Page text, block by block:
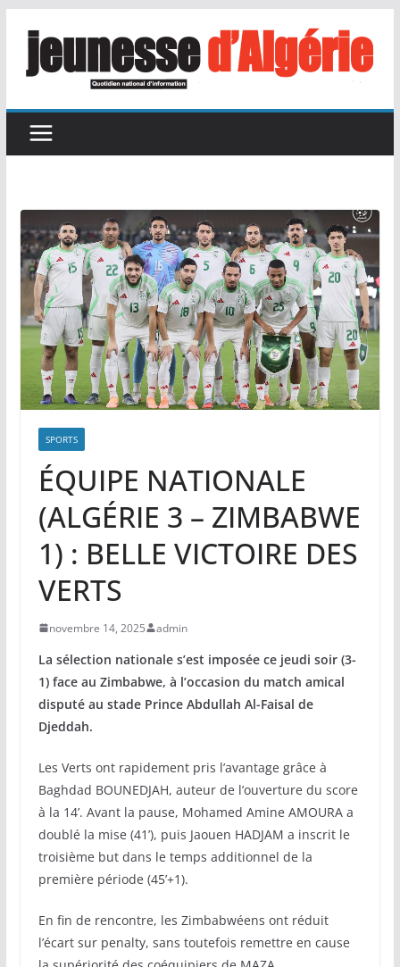
contenu
SPORTS
ÉQUIPE NATIONALE
(ALGÉRIE 3 – ZIMBABWE
1) : BELLE VICTOIRE DES
VERTS
novembre 14, 2025 admin
La sélection nationale s’est imposée ce jeudi soir (3-
1) face au Zimbabwe, à l’occasion du match amical
disputé au stade Prince Abdullah Al-Faisal de
Djeddah.
Les Verts ont rapidement pris l’avantage grâce à
Baghdad BOUNEDJAH, auteur de l’ouverture du score
à la 14’. Avant la pause, Mohamed Amine AMOURA a
doublé la mise (41’), puis Jaouen HADJAM a inscrit le
troisième but dans le temps additionnel de la
première période (45’+1).
En fin de rencontre, les Zimbabwéens ont réduit
l’écart sur penalty, sans toutefois remettre en cause